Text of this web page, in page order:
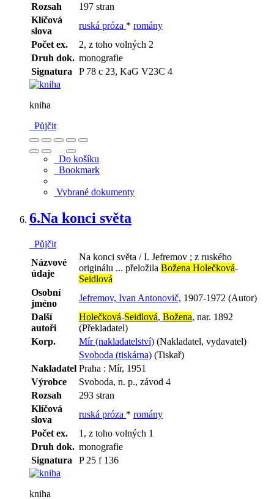
Rozsah
197 stran
Klíčová
slova
ruská próza * romány
Počet ex.
2, z toho volných 2
Druh dok. monografie
Signatura
P 78 c 23, KaG V23C 4
kniha
Půjčit
Do košíku
Bookmark
Vybrané dokumenty
6.Na konci světa
Půjčit
Názvové
údaje
Na konci světa / I. Jefremov ; z ruského
originálu ... přeložila Božena Holečková-
Seidlová
Osobní
jméno
Jefremov, Ivan Antonovič, 1907-1972 (Autor)
Další
autoři
Holečková-Seidlová, Božena, nar. 1892
(Překladatel)
Korp.
Mír (nakladatelství) (Nakladatel, vydavatel)
Svoboda (tiskárna) (Tiskař)
Nakladatel Praha : Mír, 1951
Výrobce
Svoboda, n. p., závod 4
Rozsah
293 stran
Klíčová
slova
ruská próza * romány
Počet ex.
1, z toho volných 1
Druh dok. monografie
Signatura
P 25 f 136
kniha